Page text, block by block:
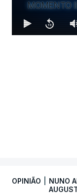
MOMENTO
OPINIÃO
NUNO